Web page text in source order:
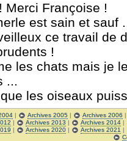
Merci Françoise !
est sain et sauf
ce travail de
!
les chats mais je
...
les oiseaux
| Archives 2005 | Archives 2006
| Archives 2013 | Archives 2014|
| Archives 2020| Archives 2021 |